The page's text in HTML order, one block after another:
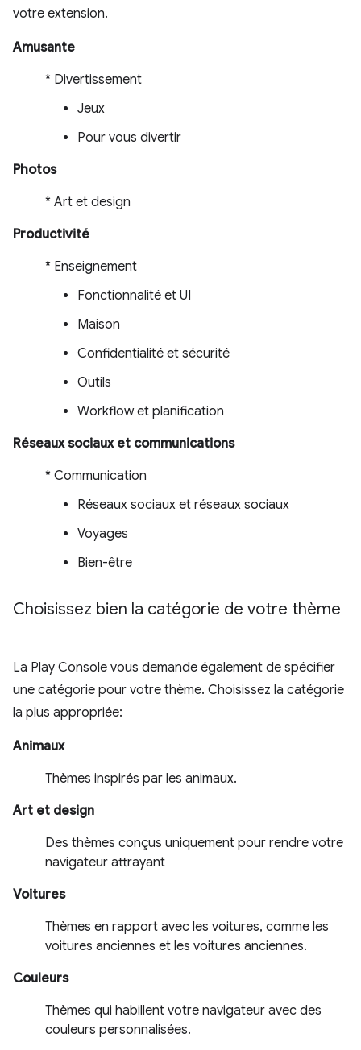
votre extension.
Amusante
* Divertissement
Jeux
Pour vous divertir
Photos
* Art et design
Productivité
* Enseignement
Fonctionnalité et UI
Maison
Confidentialité et sécurité
Outils
Workflow et planification
Réseaux sociaux et communications
* Communication
Réseaux sociaux et réseaux sociaux
Voyages
Bien-être
Choisissez bien la catégorie de votre thème
La Play Console vous demande également de spécifier
une catégorie pour votre thème. Choisissez la catégorie
la plus appropriée:
Animaux
Thèmes inspirés par les animaux.
Art et design
Des thèmes conçus uniquement pour rendre votre
navigateur attrayant
Voitures
Thèmes en rapport avec les voitures, comme les
voitures anciennes et les voitures anciennes.
Couleurs
Thèmes qui habillent votre navigateur avec des
couleurs personnalisées.